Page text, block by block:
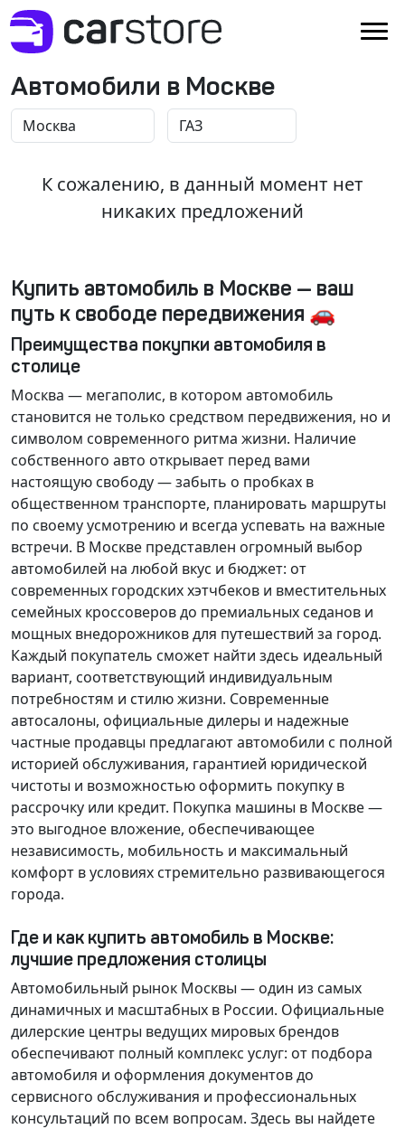
Автомобили в Москве
К сожалению, в данный момент нет
никаких предложений
Купить автомобиль в Москве — ваш
путь к свободе передвижения 🚗
Преимущества покупки автомобиля в
столице
Москва — мегаполис, в котором автомобиль
становится не только средством передвижения, но и
символом современного ритма жизни. Наличие
собственного авто открывает перед вами
настоящую свободу — забыть о пробках в
общественном транспорте, планировать маршруты
по своему усмотрению и всегда успевать на важные
встречи. В Москве представлен огромный выбор
автомобилей на любой вкус и бюджет: от
современных городских хэтчбеков и вместительных
семейных кроссоверов до премиальных седанов и
мощных внедорожников для путешествий за город.
Каждый покупатель сможет найти здесь идеальный
вариант, соответствующий индивидуальным
потребностям и стилю жизни. Современные
автосалоны, официальные дилеры и надежные
частные продавцы предлагают автомобили с полной
историей обслуживания, гарантией юридической
чистоты и возможностью оформить покупку в
рассрочку или кредит. Покупка машины в Москве —
это выгодное вложение, обеспечивающее
независимость, мобильность и максимальный
комфорт в условиях стремительно развивающегося
города.
Где и как купить автомобиль в Москве:
лучшие предложения столицы
Автомобильный рынок Москвы — один из самых
динамичных и масштабных в России. Официальные
дилерские центры ведущих мировых брендов
обеспечивают полный комплекс услуг: от подбора
автомобиля и оформления документов до
сервисного обслуживания и профессиональных
консультаций по всем вопросам. Здесь вы найдете